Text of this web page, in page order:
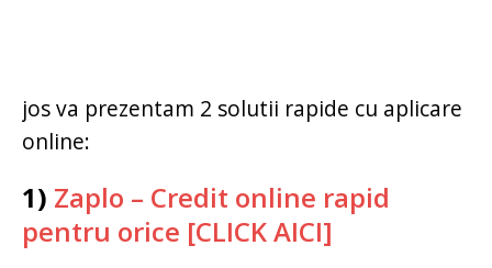
jos va prezentam 2 solutii rapide cu aplicare
online:
1) Zaplo – Credit online rapid
pentru orice [CLICK AICI]